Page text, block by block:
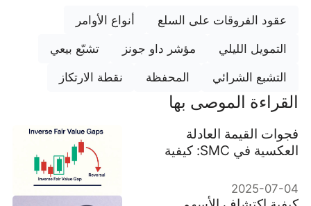
عقود الفروقات على السلع أنواع الأوامر
التمويل الليلي مؤشر داو جونز تشبّع بيعي
التشبع الشرائي المحفظة نقطة الارتكاز
القراءة الموصى بها
فجوات القيمة العادلة
العكسية في SMC: كيفية
2025-07-04